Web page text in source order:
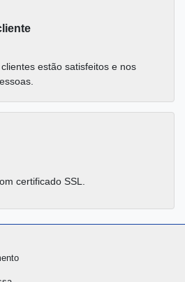
estão satisfeitos e nos
certificado SSL.